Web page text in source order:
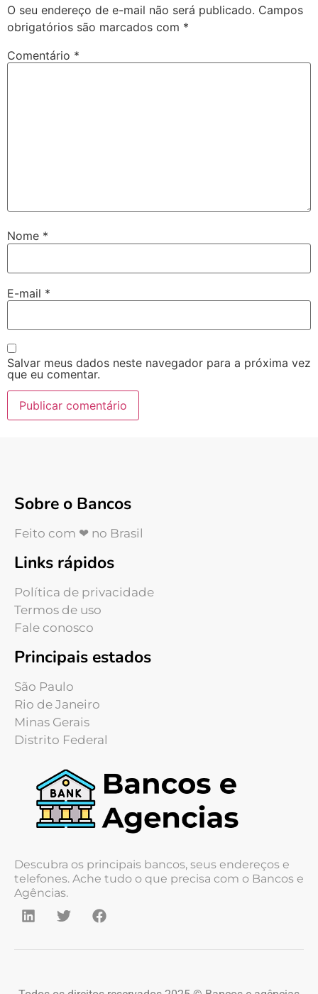
O seu endereço de e-mail não será publicado. Campos
obrigatórios são marcados com *
Comentário *
Nome *
E-mail *
Salvar meus dados neste navegador para a próxima vez
que eu comentar.
Sobre o Bancos
Feito com ❤ no Brasil
Links rápidos
Política de privacidade
Termos de uso
Fale conosco
Principais estados
São Paulo
Rio de Janeiro
Minas Gerais
Distrito Federal
Descubra os principais bancos, seus endereços e
telefones. Ache tudo o que precisa com o Bancos e
Agências.